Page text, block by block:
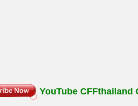
YouTube CFFthailand